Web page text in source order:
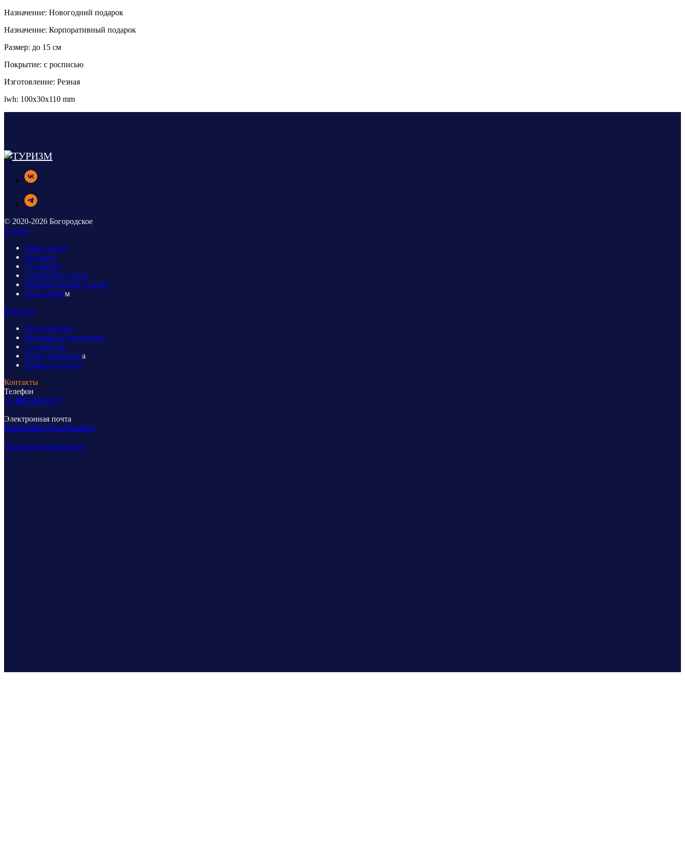
Назначение: Новогодний подарок
Назначение: Корпоративный подарок
Размер: до 15 см
Покрытие: с росписью
Изготовление: Резная
lwh: 100x30x110 mm
© 2020-2026 Богородское
Туризм
Квест-карта
Ресторан
Гостиница
Семейный туризм
Корпоративный туризм
Школьникам
Магазин
Хиты продаж
Игрушка на движении
Скульптура
Идеи для бизнеса
Правила оплаты
Контакты
Телефон
+7 496 545 33 77
Электронная почта
bogorodskayf-ka@mail.ru
Правовая информация